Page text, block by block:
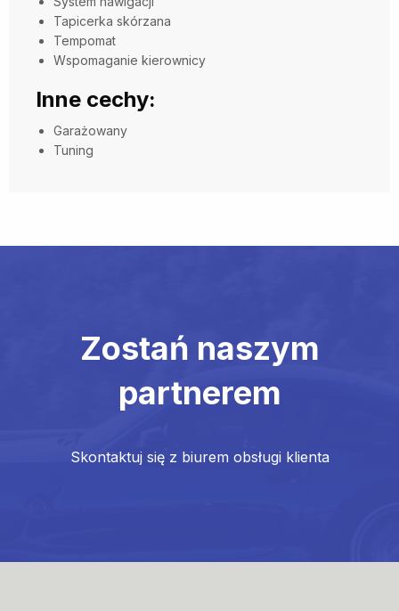
Tapicerka skórzana
Tempomat
Wspomaganie kierownicy
Inne cechy:
Garażowany
Tuning
Zostań naszym
partnerem
Skontaktuj się z biurem obsługi klienta